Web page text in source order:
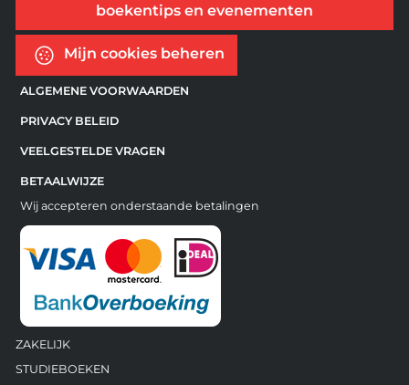
boekentips en evenementen
Mijn cookies beheren
ALGEMENE VOORWAARDEN
PRIVACY BELEID
VEELGESTELDE VRAGEN
BETAALWIJZE
Wij accepteren onderstaande betalingen
ZAKELIJK
STUDIEBOEKEN